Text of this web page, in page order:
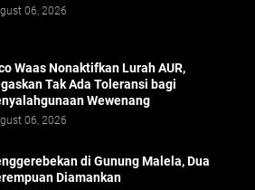
06, 2026
Waas Nonaktifkan Lurah AUR,
Tak Ada Toleransi bagi
Wewenang
06, 2026
di Gunung Malela, Dua
Diamankan